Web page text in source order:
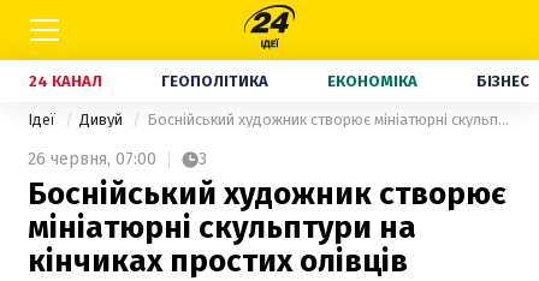
24 КАНАЛ ГЕОПОЛІТИКА ЕКОНОМІКА БІЗНЕС
Ідеї Дивуй Боснійський художник створює мініатюрні скульптури на кінчиках простих олівців
26 червня, 07:00 3
Боснійський художник створює
мініатюрні скульптури на
кінчиках простих олівців